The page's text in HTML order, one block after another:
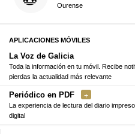
Ourense
APLICACIONES MÓVILES
La Voz de Galicia
Toda la información en tu móvil. Recibe
pierdas la actualidad más relevante
Periódico en PDF
La experiencia de lectura del diario
digital